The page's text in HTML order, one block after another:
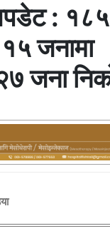
: १८५
१५ जनामा
जना